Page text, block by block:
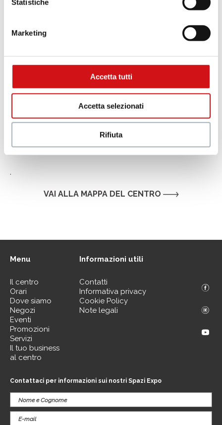
Statistiche
Marketing
Accetta tutti
Accetta selezionati
Rifiuta
.
VAI ALLA MAPPA DEL CENTRO
Menu
Il centro
Orari
Dove siamo
Negozi
Eventi
Promozioni
Servizi
Il tuo business
al centro
Informazioni utili
Contatti
Informativa privacy
Cookie Policy
Note legali
Contattaci per informazioni sui nostri Spazi Expo